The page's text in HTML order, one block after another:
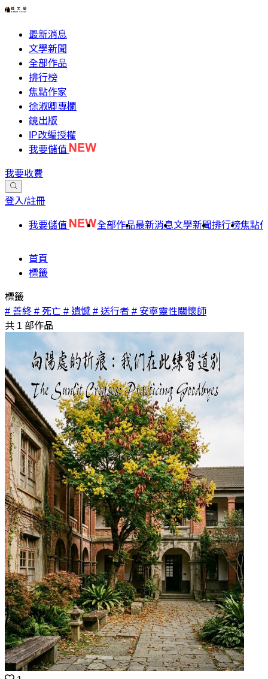
最新消息
文學新聞
全部作品
排行榜
焦點作家
徐淑卿專欄
鏡出版
IP改編授權
我要儲值
我要收費
登入/註冊
我要儲值 全部作品最新消息文學新聞排行榜焦點
首頁
標籤
標籤
# 善終 # 死亡 # 遺憾 # 送行者 # 安寧靈性關懷師
共 1 部作品